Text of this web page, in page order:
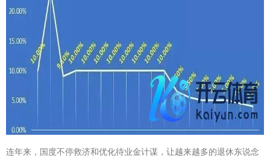
连年来，国度不停救济和优化待业金计谋，让越来越多的退休东说念